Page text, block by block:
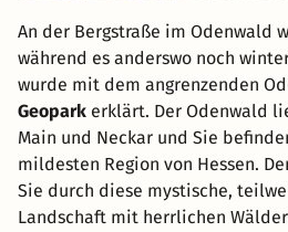
An der Bergstraße im Odenwald
während es anderswo noch
wurde mit dem angrenzenden
Geopark erklärt. Der Odenwald
Main und Neckar und Sie
mildesten Region von Hessen.
Sie durch diese mystische,
Landschaft mit herrlichen